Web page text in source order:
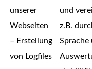
unserer
Webseiten
– Erstellung
von Logfiles
und
z.B.
Sprache